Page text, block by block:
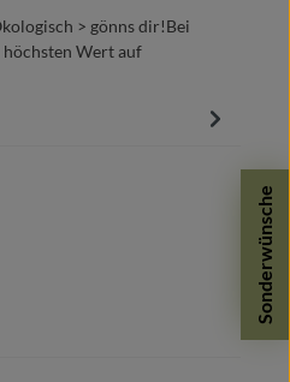
Sonderwünsche
> gönns dir!Bei
Wert auf